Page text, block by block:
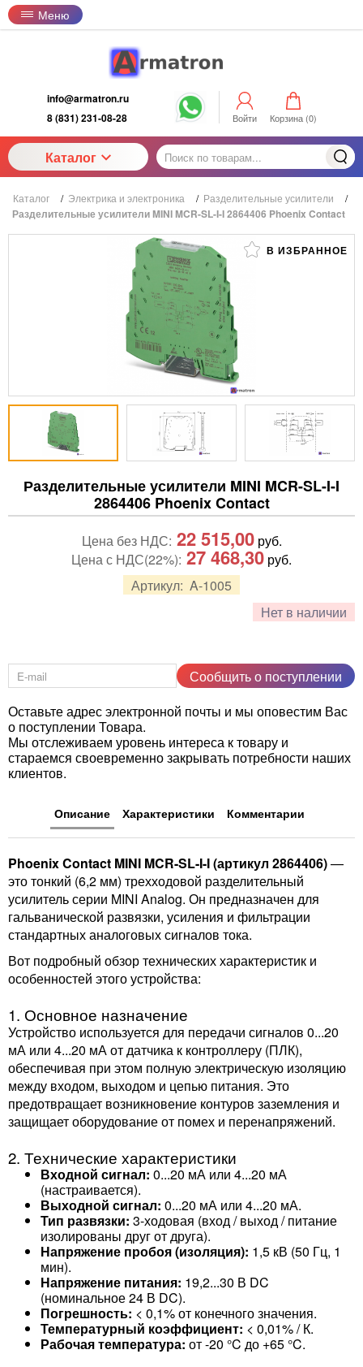
Меню
info@armatron.ru
8 (831) 231-08-28
Войти Корзина (0)
Каталог
Каталог / Электрика и электроника / Разделительные усилители /
Разделительные усилители MINI MCR-SL-I-I 2864406 Phoenix Contact
В ИЗБРАННОЕ
Разделительные усилители MINI MCR-SL-I-I
2864406 Phoenix Contact
Артикул: A-1005
Нет в наличии
Цена без НДС: 22 515,00руб.
Цена с НДС(22%): 27 468,30 руб.
Сообщить о поступлении
Оставьте адрес электронной почты и мы оповестим Вас
о поступлении Товара.
Мы отслеживаем уровень интереса к товару и
стараемся своевременно закрывать потребности наших
клиентов.
Описание Характеристики Комментарии
Phoenix Contact MINI MCR-SL-I-I (артикул 2864406)—
это тонкий (6,2 мм) трехходовой разделительный
усилитель серии MINI Analog. Он предназначен для
гальванической развязки, усиления и фильтрации
стандартных аналоговых сигналов тока.
Вот подробный обзор технических характеристик и
особенностей этого устройства:
1. Основное назначение
Устройство используется для передачи сигналов 0...20
мА или 4...20 мА от датчика к контроллеру (ПЛК),
обеспечивая при этом полную электрическую изоляцию
между входом, выходом и цепью питания. Это
предотвращает возникновение контуров заземления и
защищает оборудование от помех и перенапряжений.
2. Технические характеристики
Входной сигнал: 0...20 мА или 4...20 мА
(настраивается).
Выходной сигнал: 0...20 мА или 4...20 мА.
Тип развязки: 3-ходовая (вход / выход / питание
изолированы друг от друга).
Напряжение пробоя (изоляция): 1,5 кВ (50 Гц, 1
мин).
Напряжение питания: 19,2...30 В DC
(номинальное 24 В DC).
Погрешность: < 0,1% от конечного значения.
Температурный коэффициент: < 0,01% / К.
Рабочая температура: от -20 °C до +65 °C.